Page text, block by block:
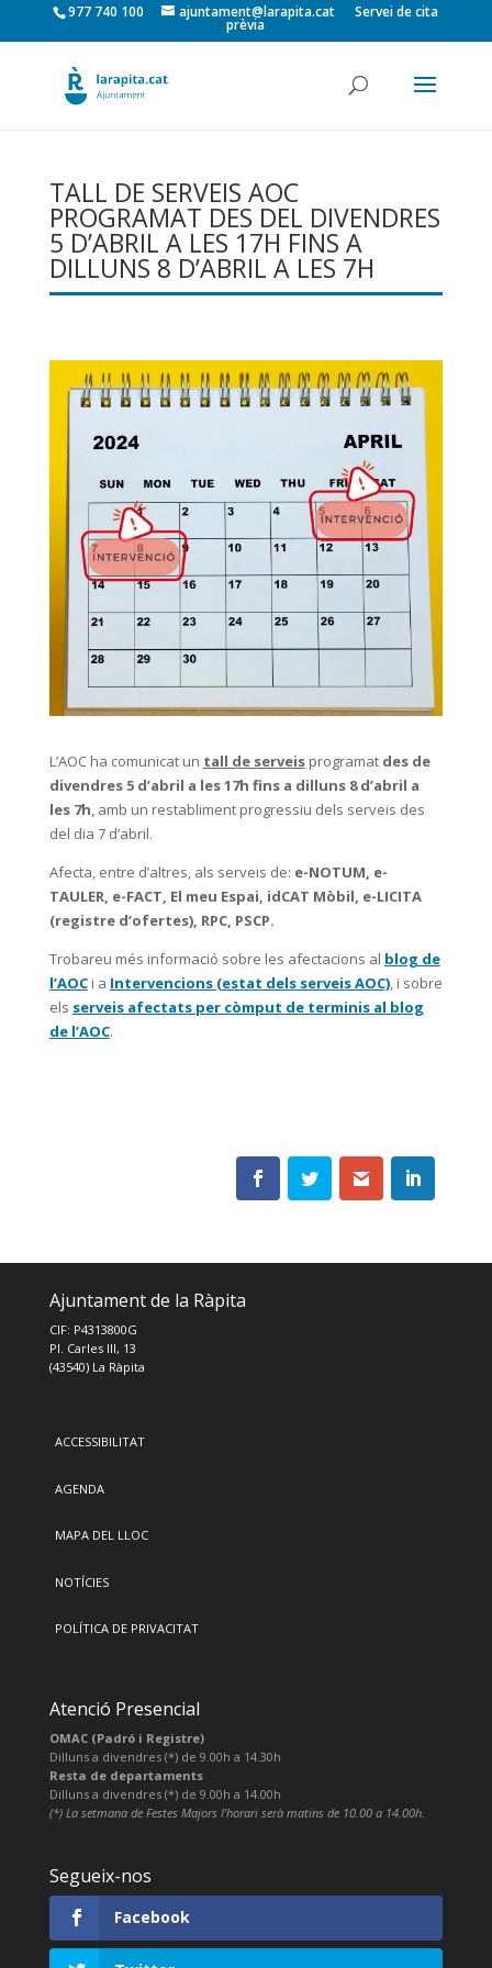
977 740 100 ajuntament@larapita.cat Servei de cita
prèvia
TALL DE SERVEIS AOC
PROGRAMAT DES DEL DIVENDRES
5 D’ABRIL A LES 17H FINS A
DILLUNS 8 D’ABRIL A LES 7H
L’AOC ha comunicat un tall de serveisprogramat des de
divendres 5 d’abril a les 17h fins a dilluns 8 d’abril a
les 7h, amb un restabliment progressiu dels serveis des
del dia 7 d’abril.
Afecta, entre d’altres, als serveis de: e-NOTUM, e-
TAULER, e-FACT, El meu Espai, idCAT Mòbil, e-LICITA
(registre d’ofertes), RPC, PSCP.
Trobareu més informació sobre les afectacions al blog de
l’AOCi a Intervencions (estat dels serveis AOC), i sobre
els serveis afectats per còmput de terminis al blog
de l’AOC.
Ajuntament de la Ràpita
CIF: P4313800G
Pl. Carles III, 13
(43540) La Ràpita
ACCESSIBILITAT
AGENDA
MAPA DEL LLOC
NOTÍCIES
POLÍTICA DE PRIVACITAT
Atenció Presencial
OMAC (Padró i Registre)
Dilluns a divendres (*) de 9.00h a 14.30h
Resta de departaments
Dilluns a divendres (*) de 9.00h a 14.00h
(*) La setmana de Festes Majors l’horari serà matins de 10.00 a 14.00h.
Segueix-nos
Facebook